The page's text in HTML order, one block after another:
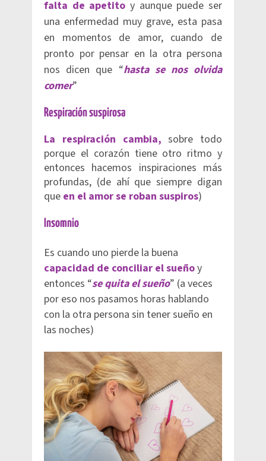
falta de apetito y aunque puede ser
una enfermedad muy grave, esta pasa
en momentos de amor, cuando de
pronto por pensar en la otra persona
nos dicen que “hasta se nos olvida
comer”
Respiración suspirosa
La respiración cambia, sobre todo
porque el corazón tiene otro ritmo y
entonces hacemos inspiraciones más
profundas, (de ahí que siempre digan
que en el amor se roban suspiros)
Insomnio
Es cuando uno pierde la buena
capacidad de conciliar el sueñoy
entonces “se quita el sueño” (a veces
por eso nos pasamos horas hablando
con la otra persona sin tener sueño en
las noches)